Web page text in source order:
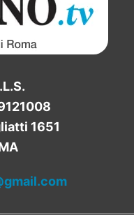
1651